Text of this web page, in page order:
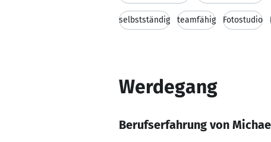
selbstständig teamfähig Fotostudio
Werdegang
Berufserfahrung von